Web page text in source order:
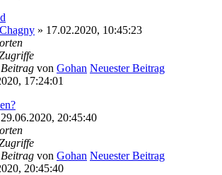
» 17.02.2020, 10:45:23
von Gohan Neuester Beitrag
17:24:01
20:45:40
von Gohan Neuester Beitrag
20:45:40